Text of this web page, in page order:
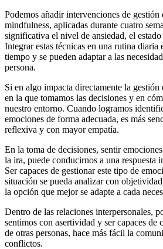
Podemos añadir intervenciones de
mindfulness, aplicadas durante cuatro
significativa el nivel de ansiedad, el
Integrar estas técnicas en una rutina
tiempo y se pueden adaptar a las
persona.
Si en algo impacta directamente la
en la que tomamos las decisiones y en
nuestro entorno. Cuando logramos
emociones de forma adecuada, es más
reflexiva y con mayor empatía.
En la toma de decisiones, sentir
la ira, puede conducirnos a una respuesta
Ser capaces de gestionar este tipo de
situación se pueda analizar con
la opción que mejor se adapte a cada
Dentro de las relaciones interpersonales,
sentimos con asertividad y ser capaces de
de otras personas, hace más fácil la
conflictos.